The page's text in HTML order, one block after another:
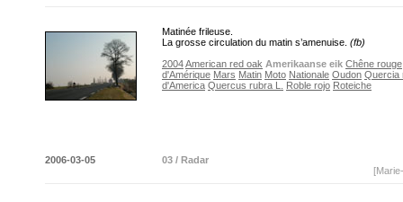
Matinée frileuse.
La grosse circulation du matin s’amenuise. (fb)
2004American red oak Amerikaanse eik Chêne rouge
d'Amérique Mars Matin Moto Nationale Oudon Quercia
d'America Quercus rubra L. Roble rojo Roteiche
2006-03-05
03 / Radar